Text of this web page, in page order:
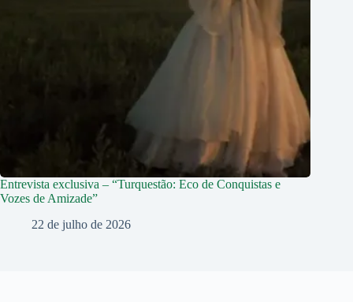
Entrevista exclusiva – “Turquestão: Eco de Conquistas e
Vozes de Amizade”
22 de julho de 2026